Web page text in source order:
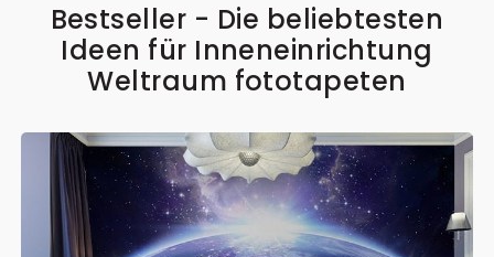
Bestseller - Die beliebtesten
Ideen für Inneneinrichtung
Weltraum fototapeten